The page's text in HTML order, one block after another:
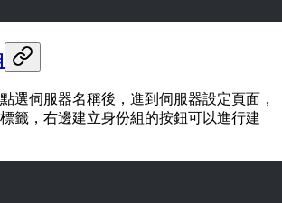
選伺服器名稱後，進到伺服器設定頁面，
籤，右邊建立身份組的按鈕可以進行建